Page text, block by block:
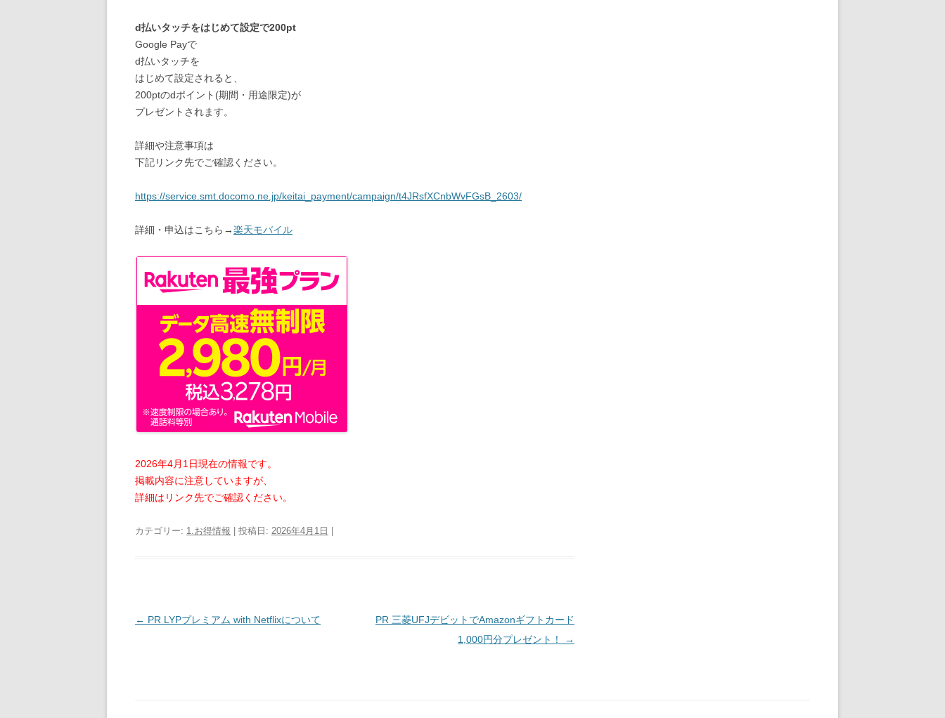
d払いタッチをはじめて設定で200pt
Google Payで
d払いタッチを
はじめて設定されると、
200ptのdポイント(期間・用途限定)が
プレゼントされます。
詳細や注意事項は
下記リンク先でご確認ください。
https://service.smt.docomo.ne.jp/keitai_payment/campaign/t4JRsfXCnbWvFGsB_2603/
詳細・申込はこちら→楽天モバイル
2026年4月1日現在の情報です。
掲載内容に注意していますが、
詳細はリンク先でご確認ください。
カテゴリー: 1.お得情報 | 投稿日: 2026年4月1日
投
← PR LYPプレミアム with Netflixについて
PR 三菱UFJデビットでAmazonギフトカード
1,000円分プレゼント！
→